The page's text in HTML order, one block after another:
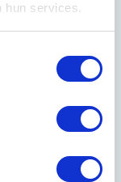
hun services.
te
op
persoonlijke